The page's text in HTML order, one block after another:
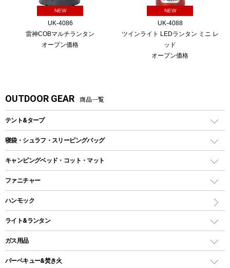
NEW
UK-4086
雷神COBマルチランタン
オープン価格
NEW
UK-4088
ツインライト LEDランタン ミニ レ
ッド
オープン価格
OUTDOOR GEAR 商品一覧
テント&タープ
テント
ツールームテント
ワンポールテント
シェルターテント
ロッジ型・オリジナルテント
タープ
寝袋・シュラフ・スリーピングバッグ
レクタングラー型（封筒型）シュラフ
インナーシュラフ
キャンピングベッド・コット・マット
キャンピングベッド・コット
インフレータブルマット
ファニチャー
アウトドアテーブル
レジャーシート
ハンモック
ライト&ランタン
LEDランタン
ガスランタン
ガス用品
ガスバーナー
バーベキュー&焚き火